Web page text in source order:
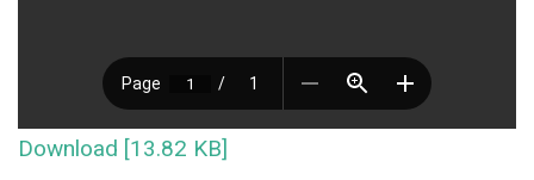
Download [13.82 KB]